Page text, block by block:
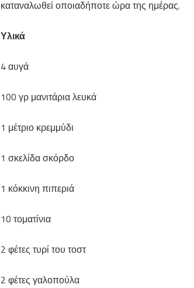
καταναλωθεί οποιαδήποτε ώρα της ημέρας.
Υλικά
4 αυγά
100 γρ μανιτάρια λευκά
1 μέτριο κρεμμύδι
1 σκελίδα σκόρδο
1 κόκκινη πιπεριά
10 τοματίνια
2 φέτες τυρί του τοστ
2 φέτες γαλοπούλα